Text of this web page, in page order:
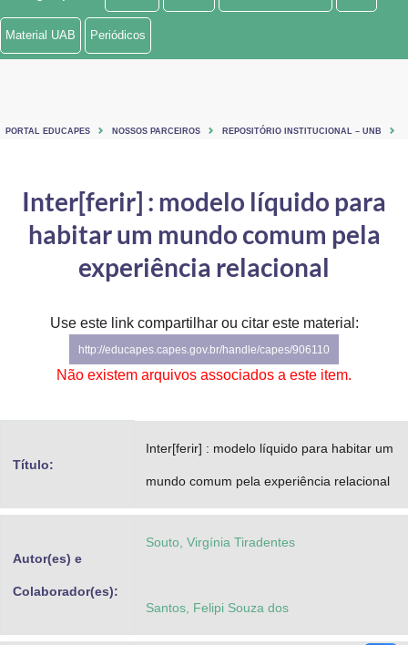
Ministério de Minas e Energia
Controladoria-Geral da União
Ministério da Mulher, da Família e dos Direitos Humanos
Secretaria de Governo
Gabinete de Segurança Institucional
Banco Central do Brasil
Material UAB Periódicos
PORTAL EDUCAPES NOSSOS PARCEIROS REPOSITÓRIO INSTITUCIONAL – UNB
Inter[ferir] : modelo líquido para
habitar um mundo comum pela
experiência relacional
Use este link compartilhar ou citar este material:
http://educapes.capes.gov.br/handle/capes/906110
Não existem arquivos associados a este item.
Título:
Inter[ferir] : modelo líquido para habitar um
mundo comum pela experiência relacional
Autor(es) e
Colaborador(es):
Souto, Virgínia Tiradentes
Santos, Felipi Souza dos